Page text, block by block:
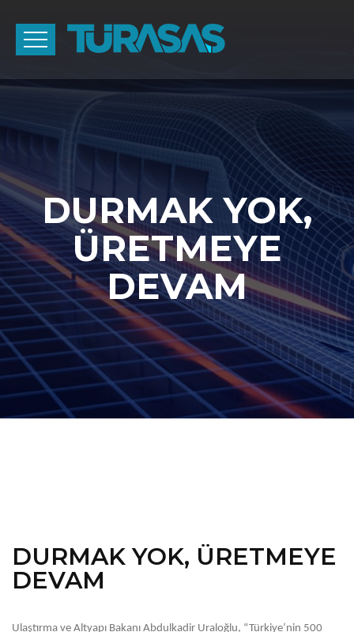
DURMAK YOK,
ÜRETMEYE
DEVAM
DURMAK YOK, ÜRETMEYE
DEVAM
Ulaştırma ve Altyapı Bakanı Abdulkadir Uraloğlu, “Türkiye’nin 500